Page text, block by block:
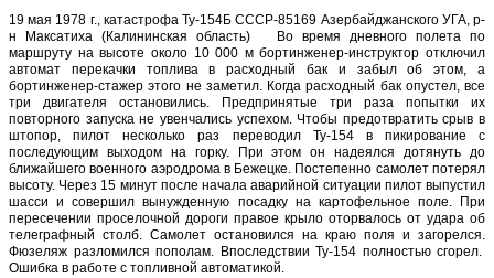
19 мая 1978 г., катастрофа Ту-154Б CCCP-85169 Азербайджанского УГА, р-
н Максатиха (Калининская область) Во время дневного полета по
маршруту на высоте около 10 000 м бортинженер-инструктор отключил
автомат перекачки топлива в расходный бак и забыл об этом, а
бортинженер-стажер этого не заметил. Когда расходный бак опустел, все
три двигателя остановились. Предпринятые три раза попытки их
повторного запуска не увенчались успехом. Чтобы предотвратить срыв в
штопор, пилот несколько раз переводил Ту-154 в пикирование с
последующим выходом на горку. При этом он надеялся дотянуть до
ближайшего военного аэродрома в Бежецке. Постепенно самолет потерял
высоту. Через 15 минут после начала аварийной ситуации пилот выпустил
шасси и совершил вынужденную посадку на картофельное поле. При
пересечении проселочной дороги правое крыло оторвалось от удара об
телеграфный столб. Самолет остановился на краю поля и загорелся.
Фюзеляж разломился пополам. Впоследствии Ту-154 полностью сгорел.
Ошибка в работе с топливной автоматикой.